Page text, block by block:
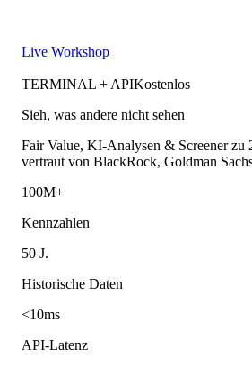
Live Workshop
TERMINAL + APIKostenlos
Sieh, was andere nicht sehen
Fair Value, KI-Analysen & Screener
vertraut von BlackRock, Goldman
100M+
Kennzahlen
50 J.
Historische Daten
<10ms
API-Latenz